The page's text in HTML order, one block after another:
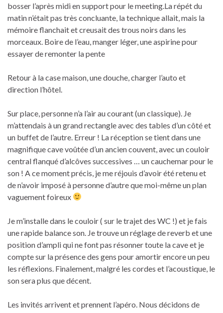
bosser l’après midi en support pour le meeting.La répét du
matin n’était pas très concluante, la technique allait, mais la
mémoire flanchait et creusait des trous noirs dans les
morceaux. Boire de l’eau, manger léger, une aspirine pour
essayer de remonter la pente
Retour à la case maison, une douche, charger l’auto et
direction l’hôtel.
Sur place, personne n’a l’air au courant (un classique). Je
m’attendais à un grand rectangle avec des tables d’un côté et
un buffet de l’autre. Erreur ! La réception se tient dans une
magnifique cave voûtée d’un ancien couvent, avec un couloir
central flanqué d’alcôves successives … un cauchemar pour le
son ! A ce moment précis, je me réjouis d’avoir été retenu et
de n’avoir imposé à personne d’autre que moi-même un plan
vaguement foireux
Je m’installe dans le couloir ( sur le trajet des WC !) et je fais
une rapide balance son. Je trouve un réglage de reverb et une
position d’ampli qui ne font pas résonner toute la cave et je
compte sur la présence des gens pour amortir encore un peu
les réflexions. Finalement, malgré les cordes et l’acoustique, le
son sera plus que décent.
Les invités arrivent et prennent l’apéro. Nous décidons de